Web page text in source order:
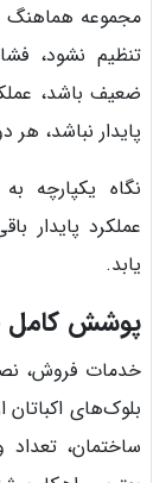
مجموعه هماهنگ
تنظیم نشود،
ضعیف باشد،
پایدار نباشد،
نگاه یکپارچه
عملکرد پایدار
یابد.
پوشش کامل
خدمات فروش،
بلوک‌های
ساختمان،